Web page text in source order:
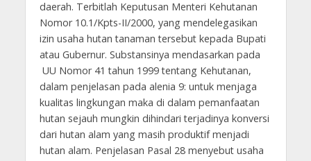
daerah. Terbitlah Keputusan Menteri Kehutanan
Nomor 10.1/Kpts-II/2000, yang mendelegasikan
izin usaha hutan tanaman tersebut kepada Bupati
atau Gubernur. Substansinya mendasarkan pada
UU Nomor 41 tahun 1999 tentang Kehutanan,
dalam penjelasan pada alenia 9: untuk menjaga
kualitas lingkungan maka di dalam pemanfaatan
hutan sejauh mungkin dihindari terjadinya konversi
dari hutan alam yang masih produktif menjadi
hutan alam. Penjelasan Pasal 28 menyebut usaha